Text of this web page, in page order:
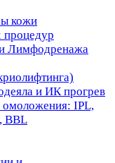
кожи
процедур
Лимфодренажа
и ИК прогрев
омоложения: IPL,
BBL